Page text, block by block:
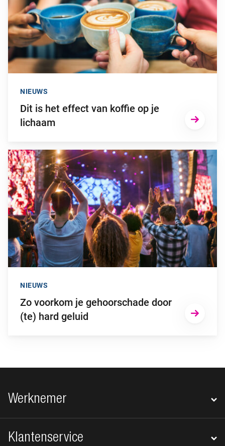
Dit is het effect van koffie op je
lichaam
NIEUWS
Ga naar “Zo voorkom je gehoorschade door (te) hard geluid”
Zo voorkom je gehoorschade door
(te) hard geluid
NIEUWS
Footer navigatie
Werknemer
Klantenservice